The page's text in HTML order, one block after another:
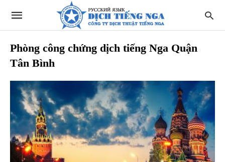
Phòng công chứng dịch tiếng Nga Quận
Tân Bình